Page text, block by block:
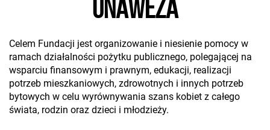
UNAWEZA
Celem Fundacji jest organizowanie i niesienie pomocy w
ramach działalności pożytku publicznego, polegającej na
wsparciu finansowym i prawnym, edukacji, realizacji
potrzeb mieszkaniowych, zdrowotnych i innych potrzeb
bytowych w celu wyrównywania szans kobiet z całego
świata, rodzin oraz dzieci i młodzieży.